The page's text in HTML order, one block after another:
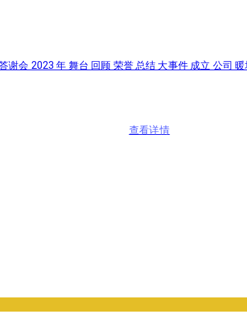
会 2023 年 舞台 回顾 荣誉 总结 大事件 成立 公司
查看详情